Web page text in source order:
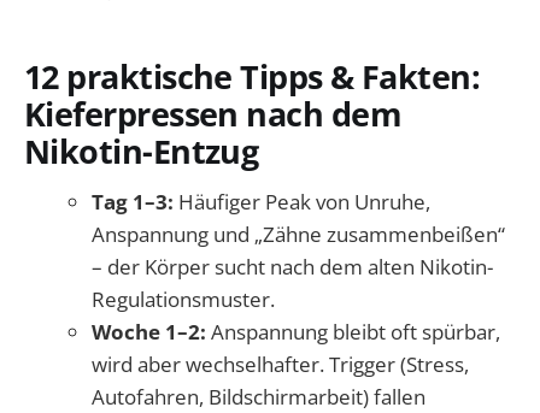
12 praktische Tipps & Fakten:
Kieferpressen nach dem
Nikotin-Entzug
Tag 1–3: Häufiger Peak von Unruhe,
Anspannung und „Zähne zusammenbeißen“
– der Körper sucht nach dem alten Nikotin-
Regulationsmuster.
Woche 1–2: Anspannung bleibt oft spürbar,
wird aber wechselhafter. Trigger (Stress,
Autofahren, Bildschirmarbeit) fallen